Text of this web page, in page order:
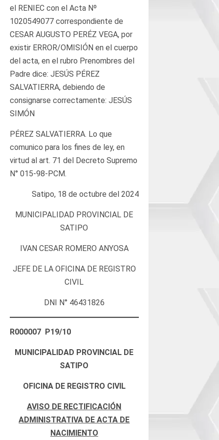
el RENIEC con el Acta Nº
1020549077 correspondiente de
CESAR AUGUSTO PERÉZ VEGA, por
existir ERROR/OMISIÓN en el cuerpo
del acta, en el rubro Prenombres del
Padre dice: JESÚS PÉREZ
SALVATIERRA, debiendo de
consignarse correctamente: JESÚS
SIMÓN
PÉREZ SALVATIERRA. Lo que
comunico para los fines de ley, en
virtud al art. 71 del Decreto Supremo
N° 015-98-PCM.
Satipo, 18 de octubre del 2024
MUNICIPALIDAD PROVINCIAL DE
SATIPO
IVAN CESAR ROMERO ANYOSA
JEFE DE LA OFICINA DE REGISTRO
CIVIL
DNI N° 46431826
R000007 P19/10
MUNICIPALIDAD PROVINCIAL DE
SATIPO
OFICINA DE REGISTRO CIVIL
AVISO DE RECTIFICACIÓN
ADMINISTRATIVA DE ACTA DE
NACIMIENTO